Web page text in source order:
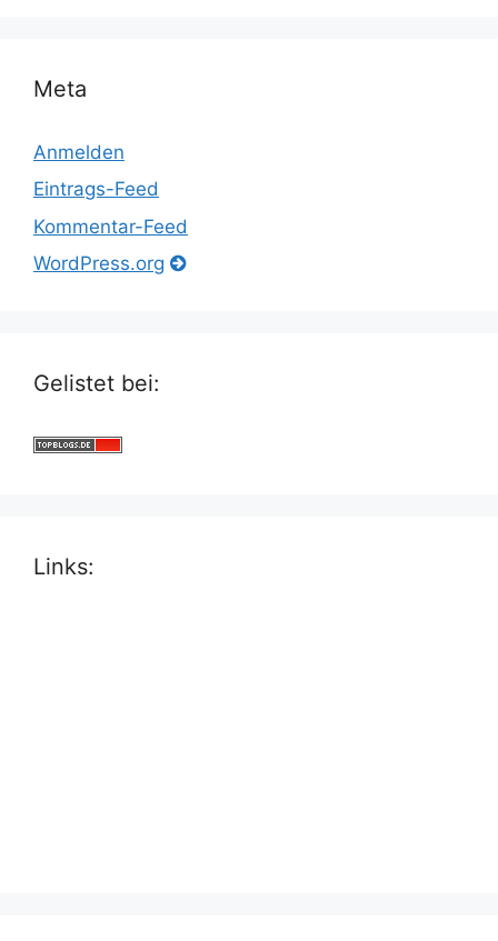
Meta
Anmelden
Eintrags-Feed
Kommentar-Feed
WordPress.org
Gelistet bei:
Links: